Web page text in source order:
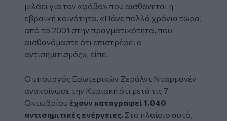
μιλάει για τον «φόβο» που αισθάνεται η
εβραϊκή κοινότητα. «Πάνε πολλά χρόνια τώρα,
από το 2001 στην πραγματικότητα, που
αισθανόμαστε ότι επιστρέφει ο
αντισημιτισμός», είπε.
Ο υπουργός Εσωτερικών Ζεράλντ Νταρμανέν
ανακοίνωσε την Κυριακή ότι μετά τις 7
Οκτωβρίου έχουν καταγραφεί 1.040
αντισημιτικές ενέργειες. Στο πλαίσιο αυτό,